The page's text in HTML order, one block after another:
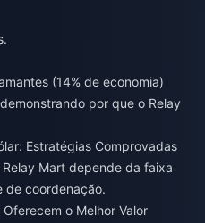
(14% de economia)
por que o Relay
Estratégias Comprovadas
Mart depende da faixa
de coordenação.
o Melhor Valor